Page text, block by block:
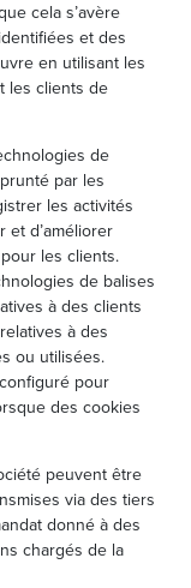
cela s’avère
et des
en utilisant les
les clients de
de
par les
les activités
et d’améliorer
les clients.
de balises
à des clients
à des
ou utilisées.
pour
des cookies
peuvent être
via des tiers
donné à des
chargés de la